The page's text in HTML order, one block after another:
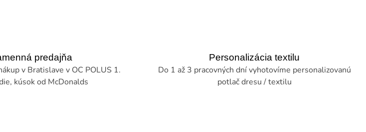
predajňa
v Bratislave v OC POLUS 1.
kúsok od McDonalds
Personalizácia textilu
Do 1 až 3 pracovných dní vyhotovíme personalizovanú
potlač dresu / textilu